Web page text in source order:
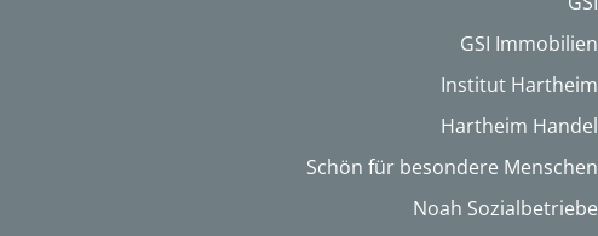
GSI Immobilien
Institut Hartheim
Hartheim Handel
Schön für besondere Menschen
Noah Sozialbetriebe